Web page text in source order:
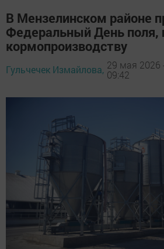
В Мензелинском районе
Федеральный День
кормопроизводству
Гульчечек Измайлова, 29 мая 2026
09:42